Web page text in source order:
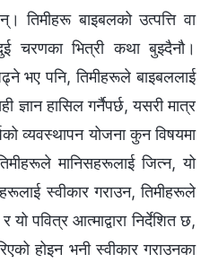
तिमीहरू बाइबलको उत्पत्ति वा
चरणका भित्री कथा बुझ्दैनौ।
भए पनि, तिमीहरूले बाइबललाई
ज्ञान हासिल गर्नैपर्छ, यसरी मात्र
व्यवस्थापन योजना कुन विषयमा
मानिसहरूलाई जित्न, यो
स्वीकार गराउन, तिमीहरूले
पवित्र आत्माद्वारा निर्देशित छ,
होइन भनी स्वीकार गराउनका